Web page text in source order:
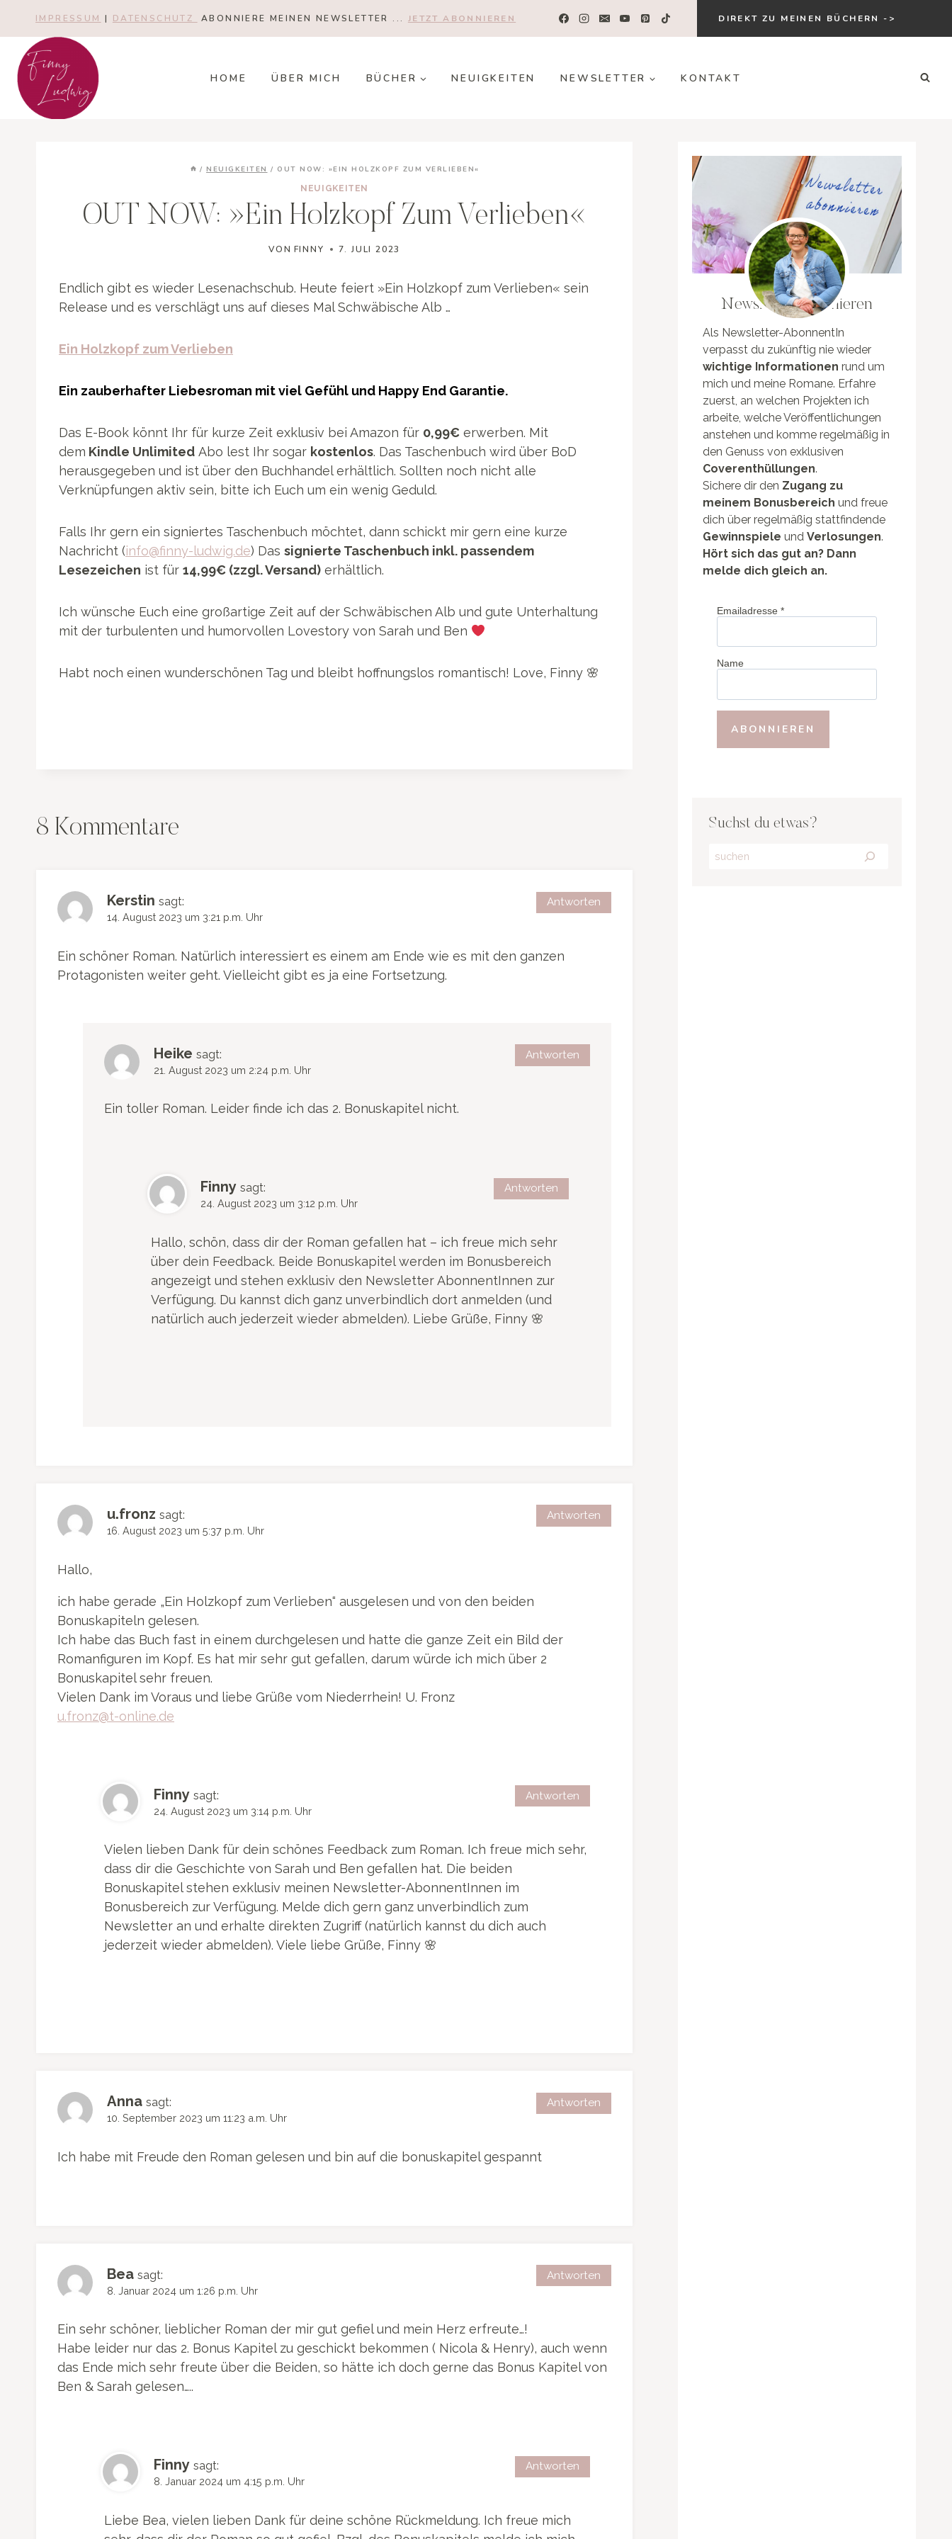
springen
IMPRESSUM | DATENSCHUTZ ABONNIERE MEINEN NEWSLETTER ... JETZT ABONNIEREN DIREKT ZU MEINEN BÜCHERN ->
HOME ÜBER MICH BÜCHER NEUIGKEITEN NEWSLETTER KONTAKT
/ NEUIGKEITEN / OUT NOW: »EIN HOLZKOPF ZUM VERLIEBEN«
NEUIGKEITEN
OUT NOW: »Ein Holzkopf Zum Verlieben«
VON FINNY 7. JULI 2023
Endlich gibt es wieder Lesenachschub. Heute feiert »Ein Holzkopf zum Verlieben« sein
Release und es verschlägt uns auf dieses Mal Schwäbische Alb …
Ein Holzkopf zum Verlieben
Ein zauberhafter Liebesroman mit viel Gefühl und Happy End Garantie.
Das E-Book könnt Ihr für kurze Zeit exklusiv bei Amazon für 0,99€ erwerben. Mit
dem Kindle Unlimited Abo lest Ihr sogar kostenlos. Das Taschenbuch wird über BoD
herausgegeben und ist über den Buchhandel erhältlich. Sollten noch nicht alle
Verknüpfungen aktiv sein, bitte ich Euch um ein wenig Geduld.
Falls Ihr gern ein signiertes Taschenbuch möchtet, dann schickt mir gern eine kurze
Nachricht (info@finny-ludwig.de) Das signierte Taschenbuch inkl. passendem
Lesezeichen ist für 14,99€ (zzgl. Versand) erhältlich.
Ich wünsche Euch eine großartige Zeit auf der Schwäbischen Alb und gute Unterhaltung
mit der turbulenten und humorvollen Lovestory von Sarah und Ben
Habt noch einen wunderschönen Tag und bleibt hoffnungslos romantisch! Love, Finny 🌸
8 Kommentare
Kerstin sagt:
14. August 2023 um 3:21 p.m. Uhr
Ein schöner Roman. Natürlich interessiert es einem am Ende wie es mit den ganzen
Protagonisten weiter geht. Vielleicht gibt es ja eine Fortsetzung.
Antworten
Heike sagt:
21. August 2023 um 2:24 p.m. Uhr
Ein toller Roman. Leider finde ich das 2. Bonuskapitel nicht.
Antworten
Finny sagt:
24. August 2023 um 3:12 p.m. Uhr
Hallo, schön, dass dir der Roman gefallen hat – ich freue mich sehr
über dein Feedback. Beide Bonuskapitel werden im Bonusbereich
angezeigt und stehen exklusiv den Newsletter AbonnentInnen zur
Verfügung. Du kannst dich ganz unverbindlich dort anmelden (und
natürlich auch jederzeit wieder abmelden). Liebe Grüße, Finny 🌸
Antworten
u.fronz sagt:
16. August 2023 um 5:37 p.m. Uhr
Hallo,
ich habe gerade „Ein Holzkopf zum Verlieben“ ausgelesen und von den beiden
Bonuskapiteln gelesen.
Ich habe das Buch fast in einem durchgelesen und hatte die ganze Zeit ein Bild der
Romanfiguren im Kopf. Es hat mir sehr gut gefallen, darum würde ich mich über 2
Bonuskapitel sehr freuen.
Vielen Dank im Voraus und liebe Grüße vom Niederrhein! U. Fronz
u.fronz@t-online.de
Antworten
Finny sagt:
24. August 2023 um 3:14 p.m. Uhr
Vielen lieben Dank für dein schönes Feedback zum Roman. Ich freue mich sehr,
dass dir die Geschichte von Sarah und Ben gefallen hat. Die beiden
Bonuskapitel stehen exklusiv meinen Newsletter-AbonnentInnen im
Bonusbereich zur Verfügung. Melde dich gern ganz unverbindlich zum
Newsletter an und erhalte direkten Zugriff (natürlich kannst du dich auch
jederzeit wieder abmelden). Viele liebe Grüße, Finny 🌸
Antworten
Anna sagt:
10. September 2023 um 11:23 a.m. Uhr
Ich habe mit Freude den Roman gelesen und bin auf die bonuskapitel gespannt
Antworten
Bea sagt:
8. Januar 2024 um 1:26 p.m. Uhr
Ein sehr schöner, lieblicher Roman der mir gut gefiel und mein Herz erfreute…!
Habe leider nur das 2. Bonus Kapitel zu geschickt bekommen ( Nicola & Henry), auch wenn
das Ende mich sehr freute über die Beiden, so hätte ich doch gerne das Bonus Kapitel von
Ben & Sarah gelesen…..
Antworten
Finny sagt:
8. Januar 2024 um 4:15 p.m. Uhr
Liebe Bea, vielen lieben Dank für deine schöne Rückmeldung. Ich freue mich
Antworten
Newsletter abonnieren
Als Newsletter-AbonnentIn
verpasst du zukünftig nie wieder
wichtige Informationen rund um
mich und meine Romane. Erfahre
zuerst, an welchen Projekten ich
arbeite, welche Veröffentlichungen
anstehen und komme regelmäßig in
den Genuss von exklusiven
Coverenthüllungen.
Sichere dir den Zugang zu
meinem Bonusbereich und freue
dich über regelmäßig stattfindende
Gewinnspiele und Verlosungen.
Hört sich das gut an? Dann
melde dich gleich an.
Emailadresse *
Name
Suchst du etwas?
Search